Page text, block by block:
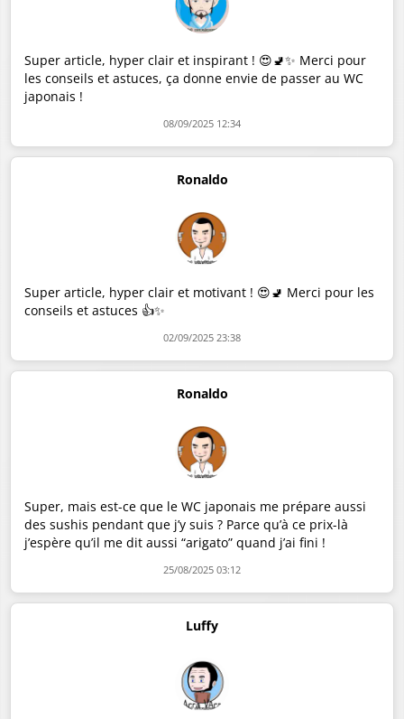
Super article, hyper clair et inspirant ! 😍🚽✨ Merci pour
les conseils et astuces, ça donne envie de passer au WC
japonais !
08/09/2025 12:34
Ronaldo
Super article, hyper clair et motivant ! 😍🚽 Merci pour les
conseils et astuces 👍✨
02/09/2025 23:38
Ronaldo
Super, mais est-ce que le WC japonais me prépare aussi
des sushis pendant que j’y suis ? Parce qu’à ce prix-là
j’espère qu’il me dit aussi “arigato” quand j’ai fini !
25/08/2025 03:12
Luffy